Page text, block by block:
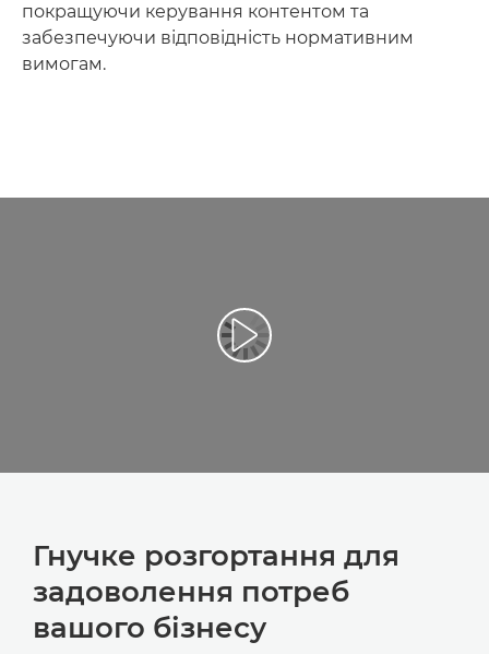
покращуючи керування контентом та
забезпечуючи відповідність нормативним
вимогам.
Гнучке розгортання для
задоволення потреб
вашого бізнесу